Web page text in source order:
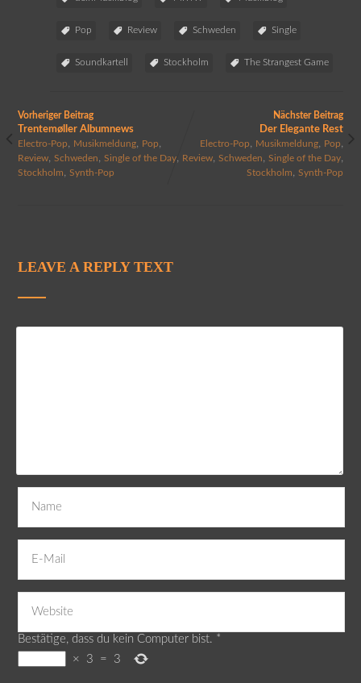
Pop Review Schweden Single
Soundkartell Stockholm The Strangest Game
Vorheriger Beitrag
Trentemøller Albumnews
Electro-Pop Musikmeldung, Pop
Review, Schweden Single of the Day,
Stockholm Synth-Pop
Nächster Beitrag
Der Elegante Rest
Electro-Pop Musikmeldung Pop
Review ,Schweden ,Single of the Day
Stockholm ,Synth-Pop
LEAVE A REPLY TEXT
Bestätige, dass du kein Computer bist. *
×
3 = 3